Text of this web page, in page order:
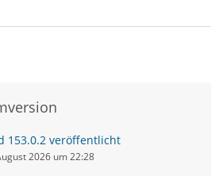
153.0.2 veröffentlicht
2026 um 22:28